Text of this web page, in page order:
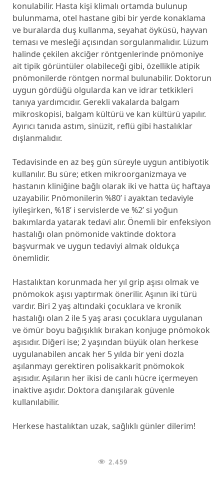
konulabilir. Hasta kişi klimalı ortamda bulunup
bulunmama, otel hastane gibi bir yerde konaklama
ve buralarda duş kullanma, seyahat öyküsü, hayvan
teması ve mesleği açısından sorgulanmalıdır. Lüzum
halinde çekilen akciğer röntgenlerinde pnömoniye
ait tipik görüntüler olabileceği gibi, özellikle atipik
pnömonilerde röntgen normal bulunabilir. Doktorun
uygun gördüğü olgularda kan ve idrar tetkikleri
tanıya yardımcıdır. Gerekli vakalarda balgam
mikroskopisi, balgam kültürü ve kan kültürü yapılır.
Ayırıcı tanıda astım, sinüzit, reflü gibi hastalıklar
dışlanmalıdır.
Tedavisinde en az beş gün süreyle uygun antibiyotik
kullanılır. Bu süre; etken mikroorganizmaya ve
hastanın kliniğine bağlı olarak iki ve hatta üç haftaya
uzayabilir. Pnömonilerin %80’ i ayaktan tedaviyle
iyileşirken, %18’ i servislerde ve %2’ si yoğun
bakımlarda yatarak tedavi alır. Önemli bir enfeksiyon
hastalığı olan pnömonide vaktinde doktora
başvurmak ve uygun tedaviyi almak oldukça
önemlidir.
Hastalıktan korunmada her yıl grip aşısı olmak ve
pnömokok aşısı yaptırmak önerilir. Aşının iki türü
vardır. Biri 2 yaş altındaki çocuklara ve kronik
hastalığı olan 2 ile 5 yaş arası çocuklara uygulanan
ve ömür boyu bağışıklık bırakan konjuge pnömokok
aşısıdır. Diğeri ise; 2 yaşından büyük olan herkese
uygulanabilen ancak her 5 yılda bir yeni dozla
aşılanmayı gerektiren polisakkarit pnömokok
aşısıdır. Aşıların her ikisi de canlı hücre içermeyen
inaktive aşıdır. Doktora danışılarak güvenle
kullanılabilir.
Herkese hastalıktan uzak, sağlıklı günler dilerim!
2.459